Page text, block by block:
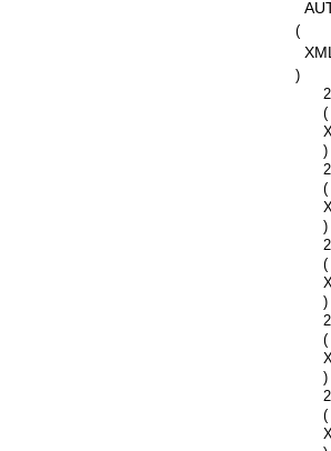
(
XML
)
(
)
(
)
(
)
(
)
(